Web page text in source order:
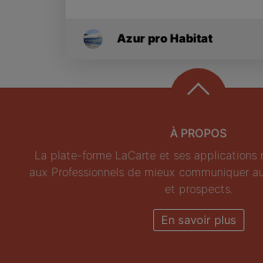
Azur pro Habitat
À PROPOS
La plate-forme LaCarte et ses applications
aux Professionnels de mieux communiquer
et prospects.
En savoir plus